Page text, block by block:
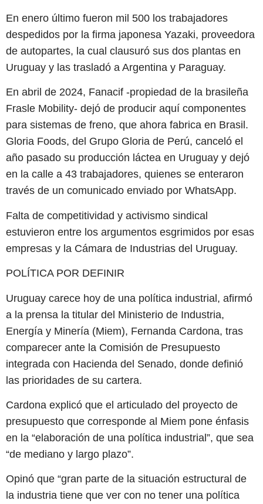
En enero último fueron mil 500 los trabajadores
despedidos por la firma japonesa Yazaki, proveedora
de autopartes, la cual clausuró sus dos plantas en
Uruguay y las trasladó a Argentina y Paraguay.
En abril de 2024, Fanacif -propiedad de la brasileña
Frasle Mobility- dejó de producir aquí componentes
para sistemas de freno, que ahora fabrica en Brasil.
Gloria Foods, del Grupo Gloria de Perú, canceló el
año pasado su producción láctea en Uruguay y dejó
en la calle a 43 trabajadores, quienes se enteraron
través de un comunicado enviado por WhatsApp.
Falta de competitividad y activismo sindical
estuvieron entre los argumentos esgrimidos por esas
empresas y la Cámara de Industrias del Uruguay.
POLÍTICA POR DEFINIR
Uruguay carece hoy de una política industrial, afirmó
a la prensa la titular del Ministerio de Industria,
Energía y Minería (Miem), Fernanda Cardona, tras
comparecer ante la Comisión de Presupuesto
integrada con Hacienda del Senado, donde definió
las prioridades de su cartera.
Cardona explicó que el articulado del proyecto de
presupuesto que corresponde al Miem pone énfasis
en la “elaboración de una política industrial”, que sea
“de mediano y largo plazo”.
Opinó que “gran parte de la situación estructural de
la industria tiene que ver con no tener una política